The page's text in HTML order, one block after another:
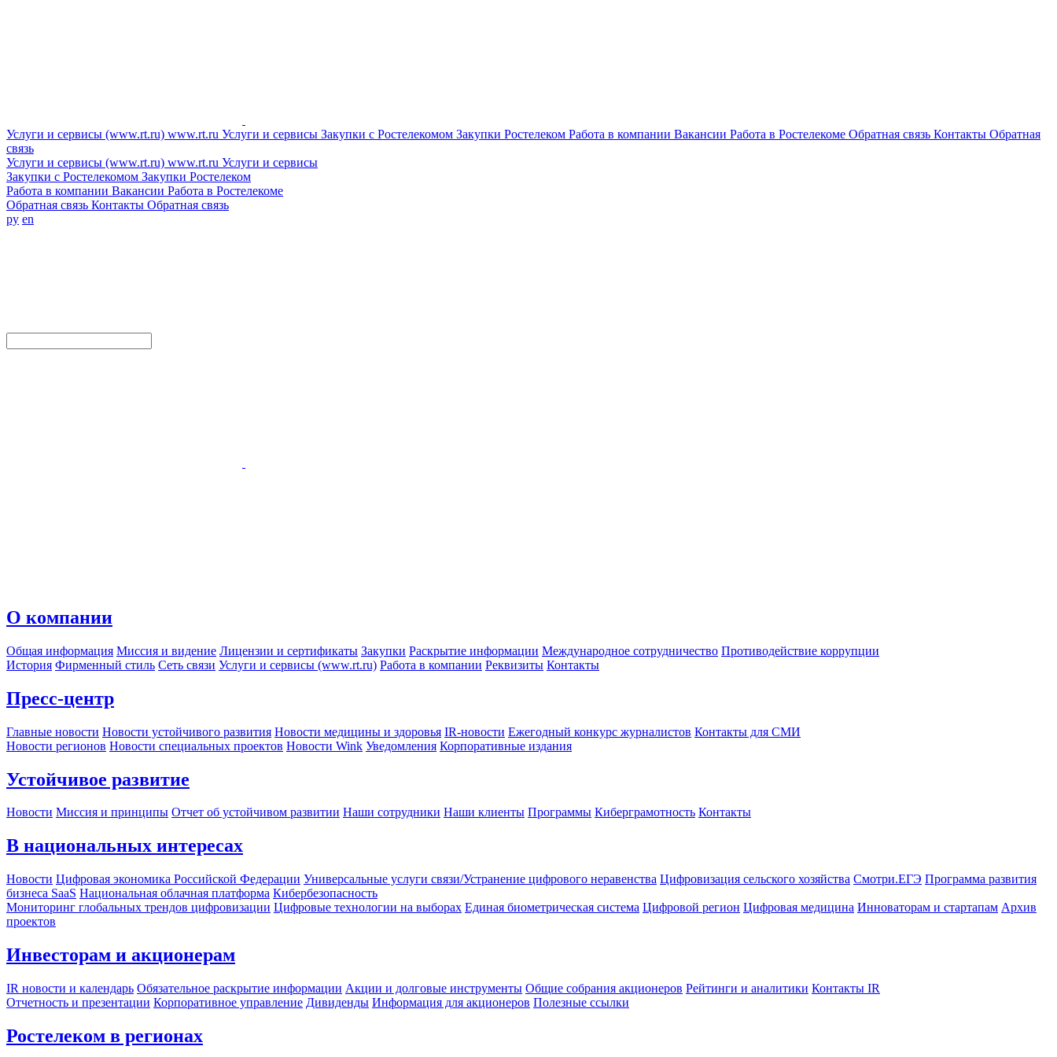
Услуги и сервисы (www.rt.ru) www.rt.ru Услуги и сервисы Закупки с Ростелекомом Закупки Ростелеком Работа в компании Вакансии Работа в Ростелекоме Обратная связь Контакты Обратная
связь
Услуги и сервисы (www.rt.ru) www.rt.ru Услуги и сервисы
Закупки с Ростелекомом Закупки Ростелеком
Работа в компании Вакансии Работа в Ростелекоме
Обратная связь Контакты Обратная связь
ру en
О компании
Общая информация Миссия и видение Лицензии и сертификаты Закупки Раскрытие информации Международное сотрудничество Противодействие коррупции
История Фирменный стиль Сеть связи Услуги и сервисы (www.rt.ru) Работа в компании Реквизиты Контакты
Пресс-центр
Главные новости Новости устойчивого развития Новости медицины и здоровья IR-новости Ежегодный конкурс журналистов Контакты для СМИ
Новости регионов Новости специальных проектов Новости Wink Уведомления Корпоративные издания
Устойчивое развитие
Новости Миссия и принципы Отчет об устойчивом развитии Наши сотрудники Наши клиенты Программы Киберграмотность Контакты
В национальных интересах
Новости Цифровая экономика Российской Федерации Универсальные услуги связи/Устранение цифрового неравенства Цифровизация сельского хозяйства Смотри.ЕГЭ Программа развития
бизнеса SaaS Национальная облачная платформа Кибербезопасность
Мониторинг глобальных трендов цифровизации Цифровые технологии на выборах Единая биометрическая система Цифровой регион Цифровая медицина Инноваторам и стартапам Архив
проектов
Инвесторам и акционерам
IR новости и календарь Обязательное раскрытие информации Акции и долговые инструменты Общие собрания акционеров Рейтинги и аналитики Контакты IR
Отчетность и презентации Корпоративное управление Дивиденды Информация для акционеров Полезные ссылки
Ростелеком в регионах